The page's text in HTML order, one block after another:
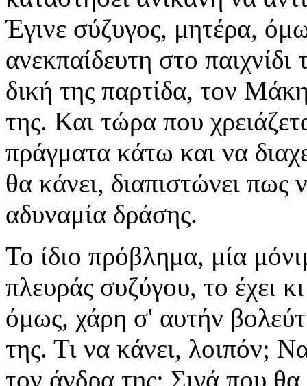
Έγινε σύζυγος, μητέρα,
ανεκπαίδευτη στο
δική της παρτίδα, τον
της. Και τώρα που
πράγματα κάτω και να
θα κάνει, διαπιστώνει πως
αδυναμία δράσης.
Το ίδιο πρόβλημα, μία
πλευράς συζύγου, το έχει
όμως, χάρη σ' αυτήν
της. Τι να κάνει, λοιπόν;
τον άνδρα της; Σιγά που